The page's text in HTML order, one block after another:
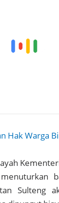
Hak Warga
Sulteng